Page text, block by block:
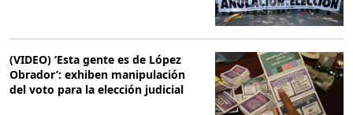
(VIDEO) ‘Esta gente es de López
Obrador’: exhiben manipulación
del voto para la elección judicial